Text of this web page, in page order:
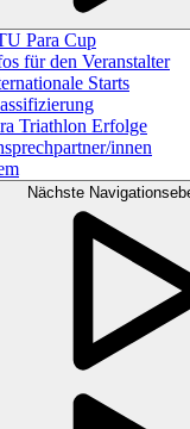
Para Cup
für den Veranstalter
Starts
Triathlon Erfolge
innen
Nächste